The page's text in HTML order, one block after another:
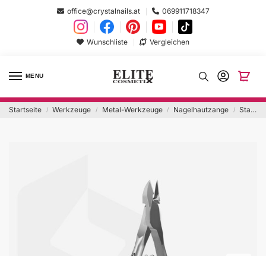
office@crystalnails.at 069911718347
Wunschliste Vergleichen
MENU
Startseite / Werkzeuge / Metal-Werkzeuge / Nagelhautzange / Staleks Nagelhautzange SMART 11/7mm